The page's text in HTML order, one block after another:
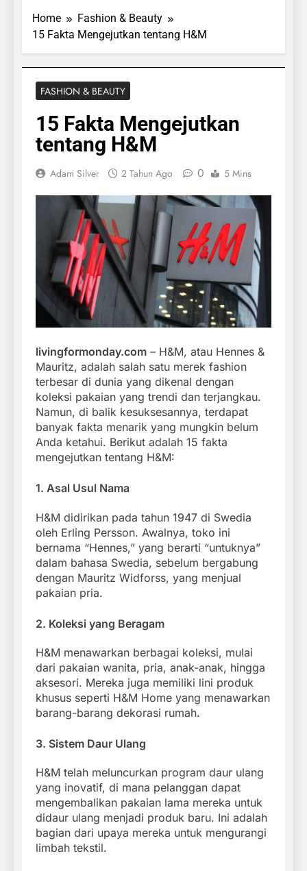
Home
Fashion & Beauty
15 Fakta Mengejutkan tentang H&M
FASHION & BEAUTY
15 Fakta Mengejutkan
tentang H&M
Adam Silver 2 Tahun Ago 0 5 Mins
livingformonday.com – H&M, atau Hennes &
Mauritz, adalah salah satu merek fashion
terbesar di dunia yang dikenal dengan
koleksi pakaian yang trendi dan terjangkau.
Namun, di balik kesuksesannya, terdapat
banyak fakta menarik yang mungkin belum
Anda ketahui. Berikut adalah 15 fakta
mengejutkan tentang H&M:
1. Asal Usul Nama
H&M didirikan pada tahun 1947 di Swedia
oleh Erling Persson. Awalnya, toko ini
bernama “Hennes,” yang berarti “untuknya”
dalam bahasa Swedia, sebelum bergabung
dengan Mauritz Widforss, yang menjual
pakaian pria.
2. Koleksi yang Beragam
H&M menawarkan berbagai koleksi, mulai
dari pakaian wanita, pria, anak-anak, hingga
aksesori. Mereka juga memiliki lini produk
khusus seperti H&M Home yang menawarkan
barang-barang dekorasi rumah.
3. Sistem Daur Ulang
H&M telah meluncurkan program daur ulang
yang inovatif, di mana pelanggan dapat
mengembalikan pakaian lama mereka untuk
didaur ulang menjadi produk baru. Ini adalah
bagian dari upaya mereka untuk mengurangi
limbah tekstil.